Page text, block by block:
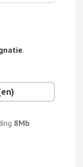
.
8Mb